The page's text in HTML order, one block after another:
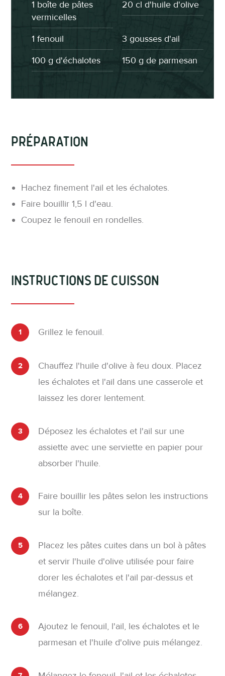
1 boîte de pâtes
vermicelles
20 cl d'huile d'olive
1 fenouil
3 gousses d'ail
100 g d'échalotes
150 g de parmesan
Préparation
Hachez finement l'ail et les échalotes.
Faire bouillir 1,5 l d'eau.
Coupez le fenouil en rondelles.
Instructions de cuisson
1 Grillez le fenouil.
2
Chauffez l'huile d'olive à feu doux. Placez
les échalotes et l'ail dans une casserole et
laissez les dorer lentement.
3
Déposez les échalotes et l'ail sur une
assiette avec une serviette en papier pour
absorber l'huile.
4
Faire bouillir les pâtes selon les instructions
sur la boîte.
5
Placez les pâtes cuites dans un bol à pâtes
et servir l'huile d'olive utilisée pour faire
dorer les échalotes et l'ail par-dessus et
mélangez.
6
Ajoutez le fenouil, l'ail, les échalotes et le
parmesan et l'huile d'olive puis mélangez.